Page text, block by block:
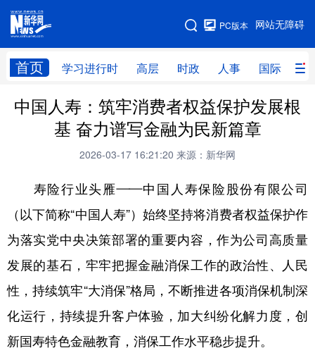
网站无障碍
PC版本
首页 学习进行时 高层 时政 人事 国际 财
网站地图
学习进行时 高层 时政 人事
国际 财经 网评 港澳
科技 科创 量子 体育
文化 书画 健康 军事
法律 中央文件 金融 汽车
食品 人居 信息化 数字经济
学术中国 乡村振兴 银龄 溯源中国
中国人寿：筑牢消费者权益保护发展根
基 奋力谱写金融为民新篇章
2026-03-17 16:21:20 来源：新华网
寿险行业头雁——中国人寿保险股份有限公司
（以下简称“中国人寿”）始终坚持将消费者权益保护作
为落实党中央决策部署的重要内容，作为公司高质量
发展的基石，牢牢把握金融消保工作的政治性、人民
性，持续筑牢“大消保”格局，不断推进各项消保机制深
化运行，持续提升客户体验，加大纠纷化解力度，创
新国寿特色金融教育，消保工作水平稳步提升。